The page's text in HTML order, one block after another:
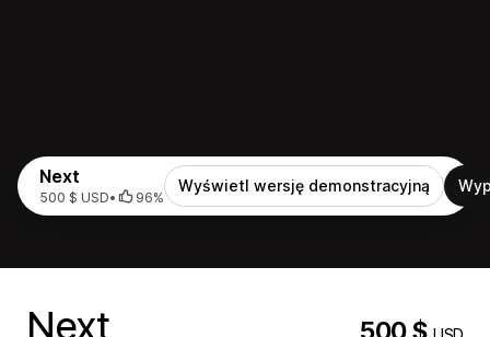
Next
500 $ USD• 96%
Wyświetl wersję demonstracyjną
Next